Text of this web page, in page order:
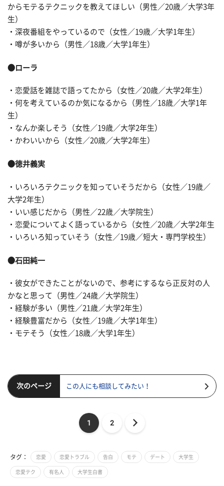
からモテるテクニックを教えてほしい（男性／20歳／大学3年
生）
・深夜番組をやっているので（女性／19歳／大学1年生）
・噂が多いから（男性／18歳／大学1年生）
●ローラ
・恋愛話を雑誌で語ってたから（女性／20歳／大学2年生）
・何を考えているのか気になるから（男性／18歳／大学1年
生）
・なんか楽しそう（女性／19歳／大学2年生）
・かわいいから（女性／20歳／大学2年生）
●徳井義実
・いろいろテクニックを知っていそうだから（女性／19歳／
大学2年生）
・いい感じだから（男性／22歳／大学院生）
・恋愛についてよく語っているから（女性／20歳／大学2年生
・いろいろ知っていそう（女性／19歳／短大・専門学校生）
●石田純一
・彼女ができたことがないので、参考にするなら正反対の人
かなと思って（男性／24歳／大学院生）
・経験が多い（男性／21歳／大学2年生）
・経験豊富だから（女性／19歳／大学1年生）
・モテそう（女性／18歳／大学1年生）
次のページ この人にも相談してみたい！
1 2
タグ： 恋愛 恋愛トラブル 告白 モテ デート 大学生
恋愛テク 有名人 大学生白書